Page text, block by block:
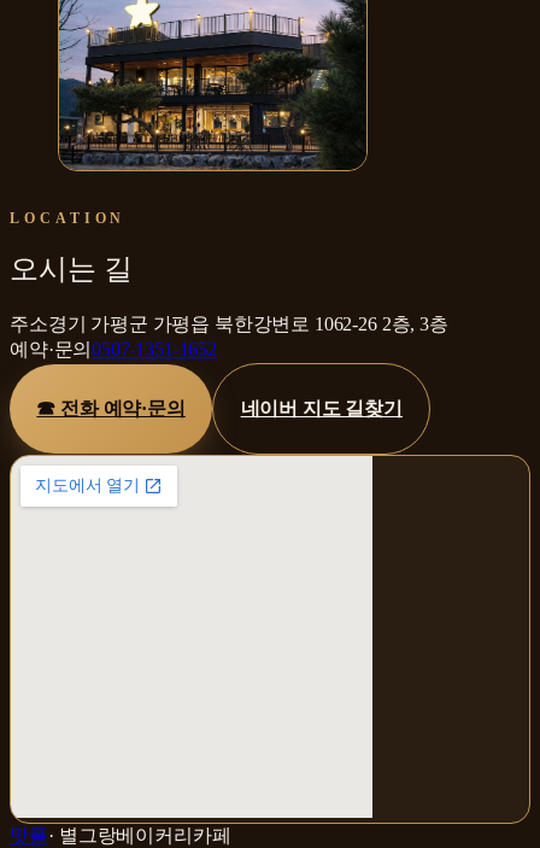
LOCATION
오시는 길
주소경기 가평군 가평읍 북한강변로 1062-26 2층, 3층
예약·문의0507-1351-1652
☎ 전화 예약·문의 네이버 지도 길찾기
맛플· 별그랑베이커리카페